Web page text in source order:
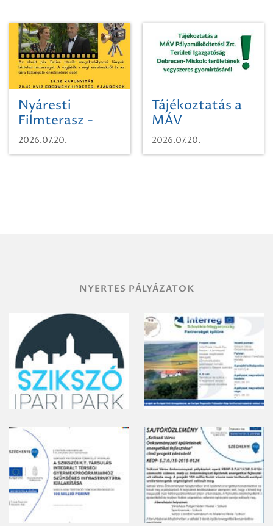
Nyáresti
Filmterasz -
Beugró a
Paradicsomba
2026.07.20.
Tájékoztatás a
MÁV
Pályaműködtetési
Zrt. Területi
2026.07.20.
NYERTES PÁLYÁZATOK